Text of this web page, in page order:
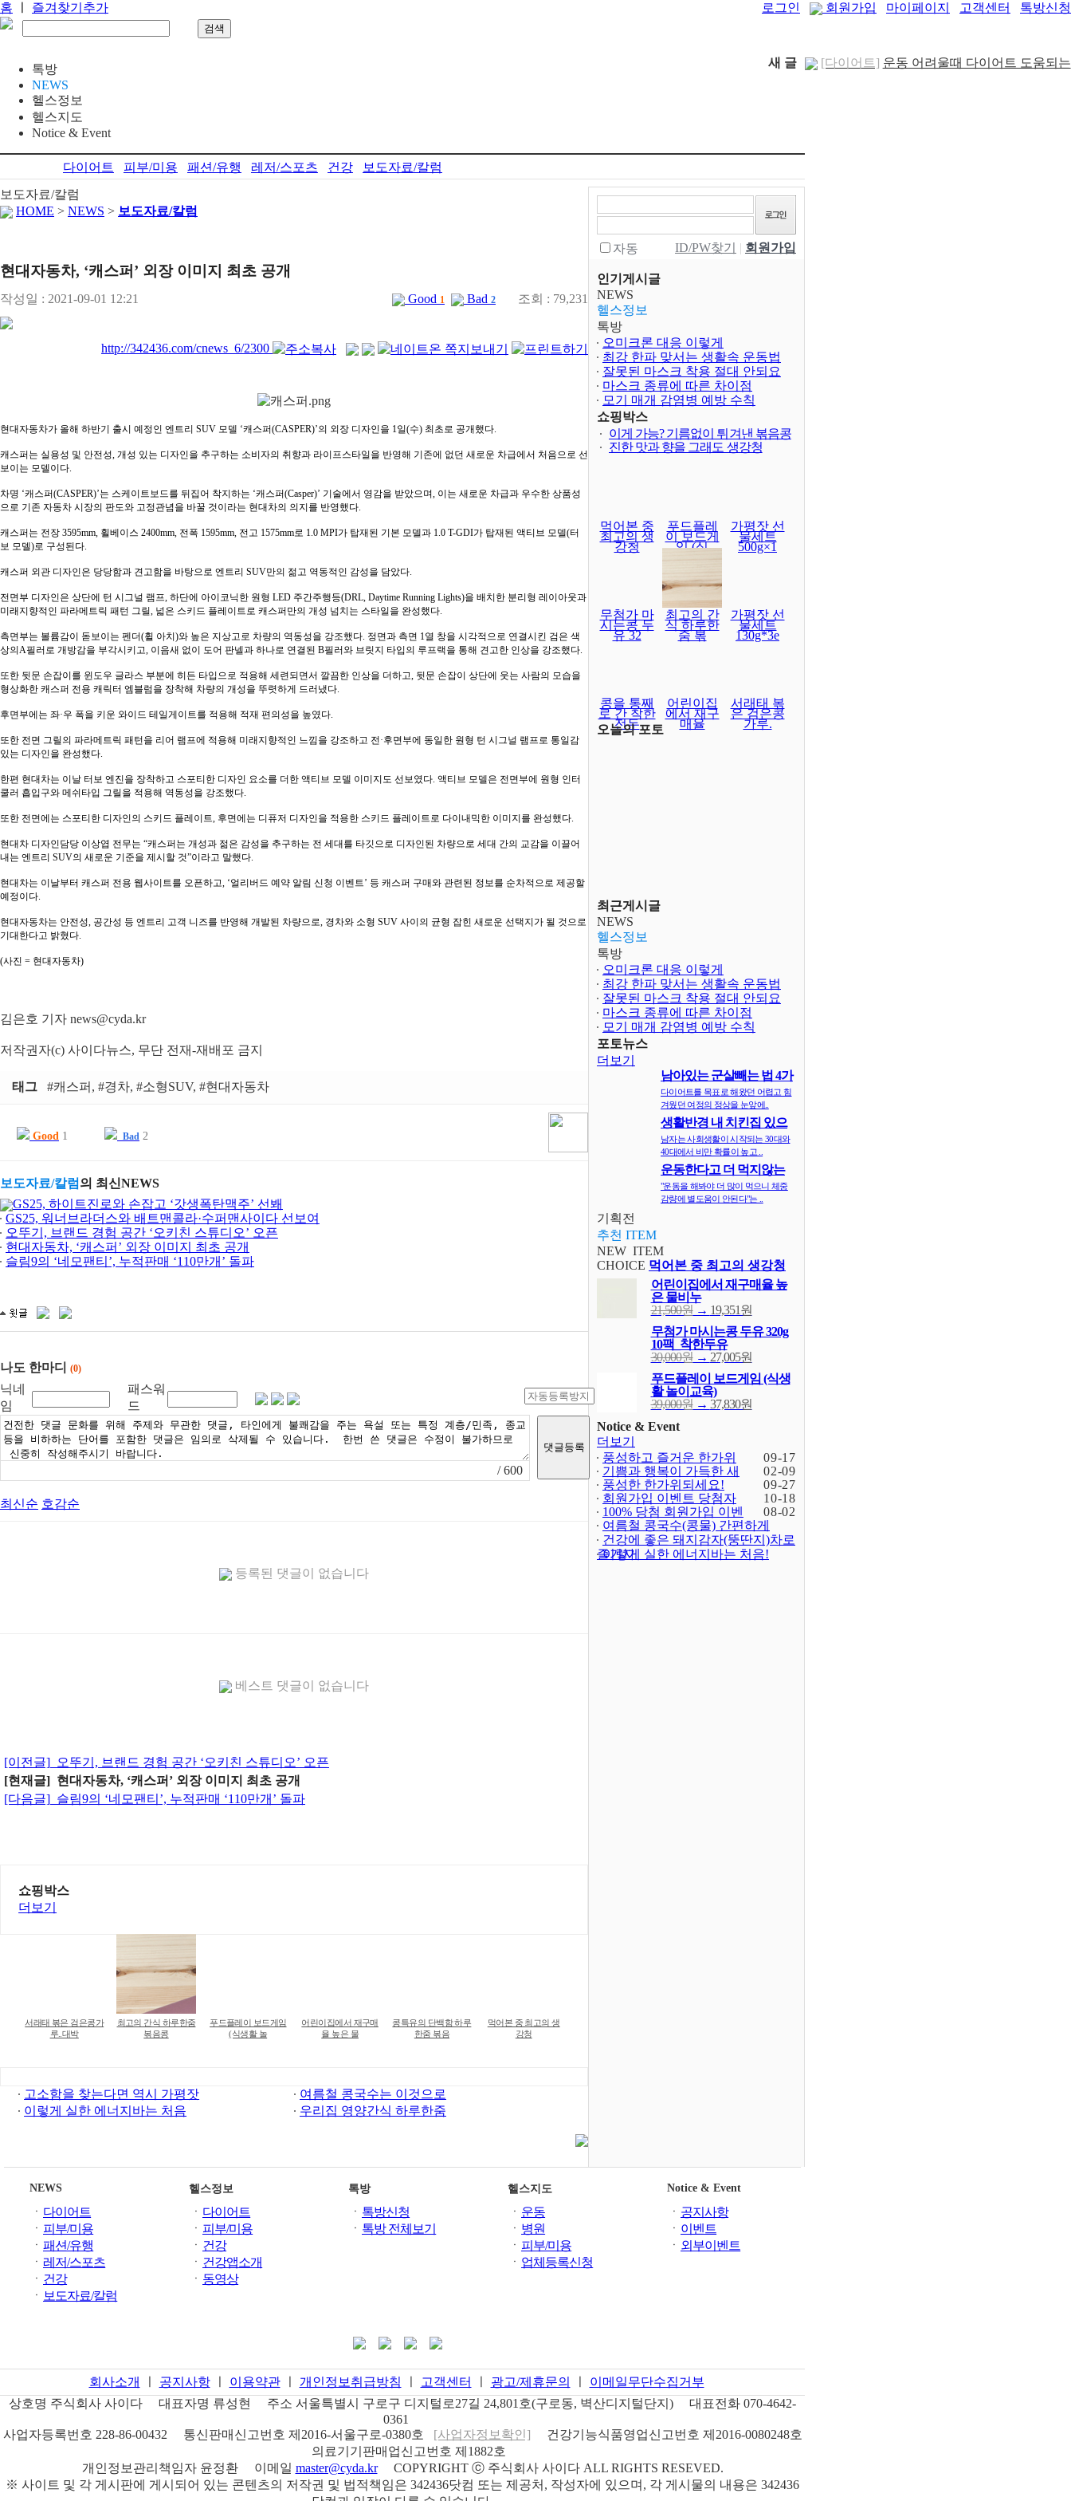
홈 즐겨찾기추가 로그인 회원가입 마이페이지 고객센터 톡방신청
톡방
NEWS
헬스정보
헬스지도
Notice & Event
새 글 [다이어트] 운동 어려울때 다이어트 도움되는
다이어트 피부/미용 패션/유행 레저/스포츠 건강
보도자료/칼럼
보도자료/칼럼
HOME > NEWS > 보도자료/칼럼
현대자동차, ‘캐스퍼’ 외장 이미지 최초 공개
작성일 : 2021-09-01 12:21 Good 1 Bad 2 조회 : 79,231
http://342436.com/cnews_6/2300
현대자동차가 올해 하반기 출시 예정인 엔트리 SUV 모델 ‘캐스퍼(CASPER)’의 외장 디자인을 1일(수) 최초로 공개했다.
캐스퍼는 실용성 및 안전성, 개성 있는 디자인을 추구하는 소비자의 취향과 라이프스타일을 반영해 기존에 없던 새로운 차급에서 처음으로 선
보이는 모델이다.
차명 ‘캐스퍼(CASPER)’는 스케이트보드를 뒤집어 착지하는 ‘캐스퍼(Casper)’ 기술에서 영감을 받았으며, 이는 새로운 차급과 우수한 상품성
으로 기존 자동차 시장의 판도와 고정관념을 바꿀 것이라는 현대차의 의지를 반영했다.
캐스퍼는 전장 3595mm, 휠베이스 2400mm, 전폭 1595mm, 전고 1575mm로 1.0 MPI가 탑재된 기본 모델과 1.0 T-GDI가 탑재된 액티브 모델(터
보 모델)로 구성된다.
캐스퍼 외관 디자인은 당당함과 견고함을 바탕으로 엔트리 SUV만의 젊고 역동적인 감성을 담았다.
전면부 디자인은 상단에 턴 시그널 램프, 하단에 아이코닉한 원형 LED 주간주행등(DRL, Daytime Running Lights)을 배치한 분리형 레이아웃과
미래지향적인 파라메트릭 패턴 그릴, 넓은 스키드 플레이트로 캐스퍼만의 개성 넘치는 스타일을 완성했다.
측면부는 볼륨감이 돋보이는 펜더(휠 아치)와 높은 지상고로 차량의 역동성을 강조했다. 정면과 측면 1열 창을 시각적으로 연결시킨 검은 색
상의A필러로 개방감을 부각시키고, 이음새 없이 도어 판넬과 하나로 연결된 B필러와 브릿지 타입의 루프랙을 통해 견고한 인상을 강조했다.
또한 뒷문 손잡이를 윈도우 글라스 부분에 히든 타입으로 적용해 세련되면서 깔끔한 인상을 더하고, 뒷문 손잡이 상단에 웃는 사람의 모습을
형상화한 캐스퍼 전용 캐릭터 엠블럼을 장착해 차량의 개성을 뚜렷하게 드러냈다.
후면부에는 좌·우 폭을 키운 와이드 테일게이트를 적용해 적재 편의성을 높였다.
또한 전면 그릴의 파라메트릭 패턴을 리어 램프에 적용해 미래지향적인 느낌을 강조하고 전·후면부에 동일한 원형 턴 시그널 램프로 통일감
있는 디자인을 완성했다.
한편 현대차는 이날 터보 엔진을 장착하고 스포티한 디자인 요소를 더한 액티브 모델 이미지도 선보였다. 액티브 모델은 전면부에 원형 인터
쿨러 흡입구와 메쉬타입 그릴을 적용해 역동성을 강조했다.
또한 전면에는 스포티한 디자인의 스키드 플레이트, 후면에는 디퓨저 디자인을 적용한 스키드 플레이트로 다이내믹한 이미지를 완성했다.
현대차 디자인담당 이상엽 전무는 “캐스퍼는 개성과 젊은 감성을 추구하는 전 세대를 타깃으로 디자인된 차량으로 세대 간의 교감을 이끌어
내는 엔트리 SUV의 새로운 기준을 제시할 것”이라고 말했다.
현대차는 이날부터 캐스퍼 전용 웹사이트를 오픈하고, ‘얼리버드 예약 알림 신청 이벤트’ 등 캐스퍼 구매와 관련된 정보를 순차적으로 제공할
예정이다.
현대자동차는 안전성, 공간성 등 엔트리 고객 니즈를 반영해 개발된 차량으로, 경차와 소형 SUV 사이의 균형 잡힌 새로운 선택지가 될 것으로
기대한다고 밝혔다.
(사진 = 현대자동차)
김은호 기자 news@cyda.kr
저작권자(c) 사이다뉴스, 무단 전재-재배포 금지
태그 #캐스퍼, #경차, #소형SUV, #현대자동차
Good 1 Bad 2
보도자료/칼럼 의 최신NEWS
GS25, 하이트진로와 손잡고 ‘갓생폭탄맥주’ 선봬
GS25, 워너브라더스와 배트맨콜라·수퍼맨사이다 선보여
오뚜기, 브랜드 경험 공간 ‘오키친 스튜디오’ 오픈
현대자동차, ‘캐스퍼’ 외장 이미지 최초 공개
슬림9의 ‘네모팬티’, 누적판매 ‘110만개’ 돌파
나도 한마디 (0)
닉네
임
패스워
드
/ 600
최신순 호감순
등록된 댓글이 없습니다
베스트 댓글이 없습니다
[이전글] 오뚜기, 브랜드 경험 공간 ‘오키친 스튜디오’ 오픈
[현재글] 현대자동차, ‘캐스퍼’ 외장 이미지 최초 공개
[다음글] 슬림9의 ‘네모팬티’, 누적판매 ‘110만개’ 돌파
쇼핑박스
더보기
서래태 볶은 검은콩가
루..대박
최고의 간식 하루한줌
볶음콩
푸드플레이 보드게임
(식생활 놀
어린이집에서 재구매
율 높은 물
콩특유의 단백함 하루
한줌 볶음
먹어본 중 최고의 생
강청
고소함을 찾는다면 역시 가평잣
여름철 콩국수는 이것으로
이렇게 실한 에너지바는 처음
우리집 영양간식 하루한줌
자동 ID/PW찾기 | 회원가입
인기게시글
NEWS
헬스정보
톡방
오미크론 대응 이렇게
최강 한파 맞서는 생활속 운동법
은?
잘못된 마스크 착용 절대 안되요
마스크 종류에 따른 차이점
모기 매개 감염병 예방 수칙
쇼핑박스
이게 가능? 기름없이 튀겨낸 볶음콩
진한 맛과 향을 그래도 생강청
먹어본 중
최고의 생
강청
푸드플레
이 보드게
임 (식
가평잣 선
물세트
500g×1
무첨가 마
시는콩 두
유 32
최고의 간
식 하루한
줌 볶
가평잣 선
물세트
130g*3e
콩을 통째
로 간 착한
전두
어린이집
에서 재구
매율
서래태 볶
은 검은콩
가루.
오늘의 포토
최근게시글
NEWS
헬스정보
톡방
오미크론 대응 이렇게
최강 한파 맞서는 생활속 운동법
은?
잘못된 마스크 착용 절대 안되요
마스크 종류에 따른 차이점
모기 매개 감염병 예방 수칙
포토뉴스
더보기
남아있는 군살빼는 법 4가
지
다이어트를 목표로 해왔던 어렵고 힘
겨웠던 여정의 정상을 눈앞에..
생활반경 내 치킨집 있으
면 비만확률 ..
남자는 사회생활이 시작되는 30대와
40대에서 비만 확률이 높고 ..
운동한다고 더 먹지않는
다? 오히려 식..
"운동을 해봐야 더 많이 먹으니 체중
감량에 별도움이 안된다"는 ..
기획전
추천 ITEM
NEW ITEM
CHOICE 먹어본 중 최고의 생강청
어린이집에서 재구매율 높
은 물비누
21,500원→ 19,351원
무첨가 마시는콩 두유 320g
10팩_착한두유
30,000원→ 27,005원
푸드플레이 보드게임 (식생
활 놀이교육)
39,000원→ 37,830원
Notice & Event
더보기
풍성하고 즐거운 한가위
되세요! (-402)
09-17
기쁨과 행복이 가득한 새
해되세요!
02-09
풍성한 한가위되세요!
09-27
회원가입 이벤트 당첨자
발표 (4)
10-18
100% 당첨 회원가입 이벤
트(종료)
(23)
08-02
여름철 콩국수(콩물) 간편하게
건강에 좋은 돼지감자(뚱딴지)차로
즐기자
이렇게 실한 에너지바는 처음!
NEWS
ㆍ 다이어트
ㆍ 피부/미용
ㆍ 패션/유행
ㆍ 레저/스포츠
ㆍ 건강
ㆍ 보도자료/칼럼
헬스정보
ㆍ 다이어트
ㆍ 피부/미용
ㆍ 건강
ㆍ 건강앱소개
ㆍ 동영상
톡방
ㆍ 톡방신청
ㆍ 톡방 전체보기
헬스지도
ㆍ 운동
ㆍ 병원
ㆍ 피부/미용
ㆍ 업체등록신청
Notice & Event
ㆍ 공지사항
ㆍ 이벤트
ㆍ 외부이벤트
회사소개 공지사항ㅣ 이용약관ㅣ 개인정보취급방침 고객센터 광고/제휴문의
이메일무단수집거부
상호명 주식회사 사이다 대표자명 류성현 주소 서울특별시 구로구 디지털로27길 24,801호(구로동, 벽산디지털단지) 대표전화 070-4642-
0361
사업자등록번호 228-86-00432 통신판매신고번호 제2016-서울구로-0380호 [사업자정보확인] 건강기능식품영업신고번호 제2016-0080248호
의료기기판매업신고번호 제1882호
개인정보관리책임자 윤정환이메일 master@cyda.krCOPYRIGHT ⓒ 주식회사 사이다ALL RIGHTS RESEVED.
※ 사이트 및 각 게시판에 게시되어 있는 콘텐츠의 저작권 및 법적책임은 342436닷컴 또는 제공처, 작성자에 있으며, 각 게시물의 내용은 342436